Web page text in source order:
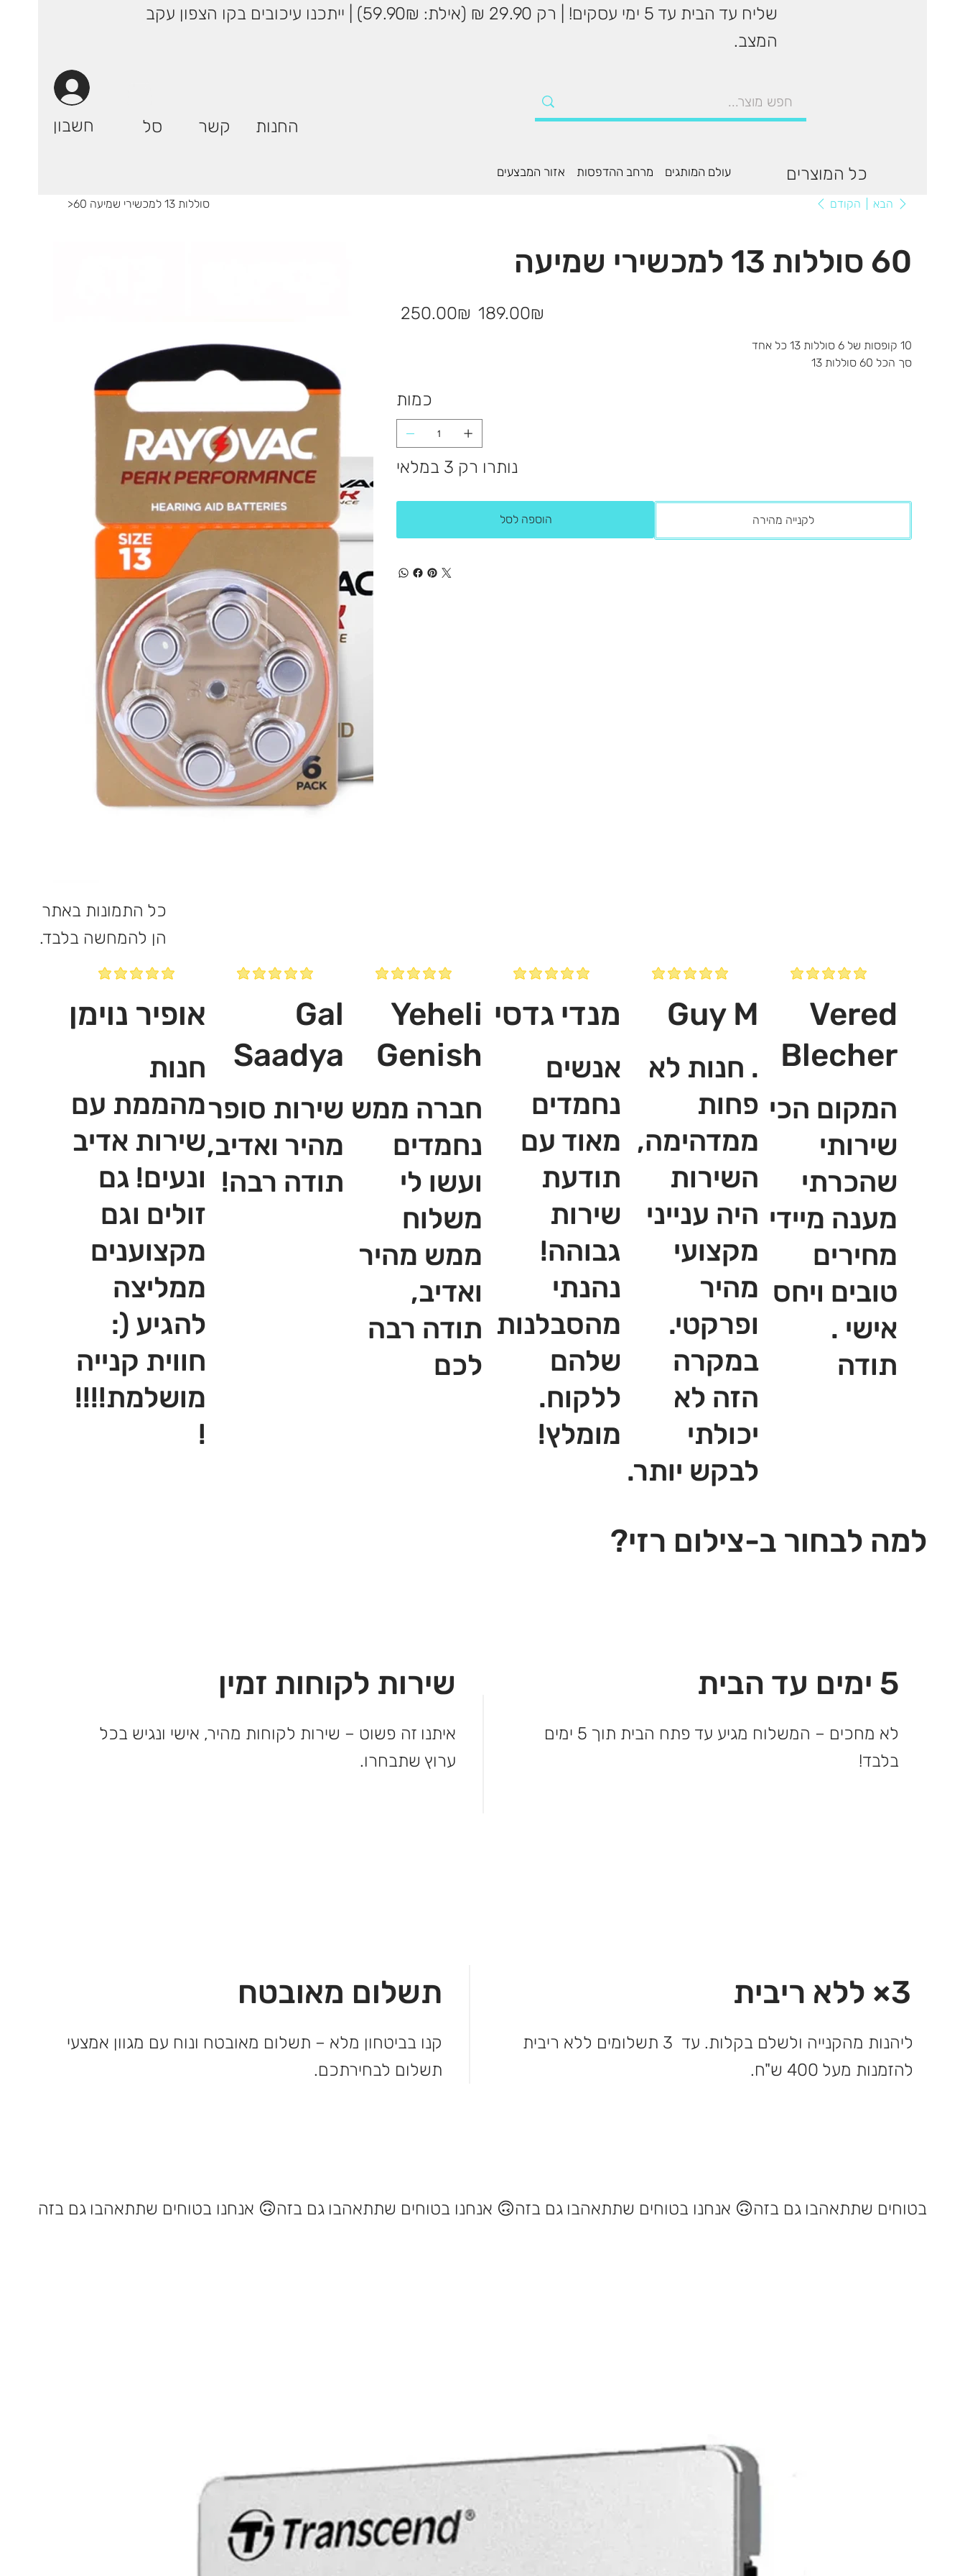
שליח עד הבית עד 5 ימי עסקים! | רק 29.90 ₪ (אילת: 59.90₪) | ייתכנו עיכובים בקו הצפון עקב
המצב.
חשבון סל קשר החנות
עולם המותגים מרחב ההדפסות אזור המבצעים כל המוצרים
> 60 סוללות 13 למכשירי שמיעה הקודם הבא
60 סוללות 13 למכשירי שמיעה
מקורי
‏250.00 ‏₪
מבצע
‏189.00 ‏₪
10 קופסות של 6 סוללות 13 כל אחד
סך הכל 60 סוללות 13
כמות
נותרו רק 3 במלאי
הוספה לסל לקנייה מהירה
כל התמונות באתר
הן להמחשה בלבד.
אופיר נוימן
חנות
מהממת עם
שירות אדיב
ונעים! גם
זולים וגם
מקצוענים
ממליצה
להגיע (:
חווית קנייה
מושלמת!!!!
!‎
Gal
Saadya
שירות סופר
מהיר ואדיב,
תודה רבה!
Yeheli
Genish
חברה ממש
נחמדים
ועשו לי
משלוח
ממש מהיר
ואדיב,
תודה רבה
לכם
מנדי גדסי
אנשים
נחמדים
מאוד עם
תודעת
שירות
גבוהה!
נהנתי
מהסבלנות
שלהם
ללקוח.
מומלץ!
Guy M
. חנות לא
פחות
ממדהימה,
השירות
היה ענייני
מקצועי
מהיר
ופרקטי.
במקרה
הזה לא
יכולתי
לבקש יותר.
Vered
Blecher
המקום הכי
שירותי
שהכרתי
מענה מיידי
מחירים
טובים ויחס
אישי .
תודה
למה לבחור ב-צילום רזי?
שירות לקוחות זמין
איתנו זה פשוט – שירות לקוחות מהיר, אישי ונגיש בכל
ערוץ שתבחרו.
5 ימים עד הבית
לא מחכים – המשלוח מגיע עד פתח הבית תוך 5 ימים
בלבד!
תשלום מאובטח
קנו בביטחון מלא – תשלום מאובטח ונוח עם מגוון אמצעי
תשלום לבחירתכם.
3× ללא ריבית
ליהנות מהקנייה ולשלם בקלות. עד 3 תשלומים ללא ריבית
להזמנות מעל 400 ש"ח.
אנחנו בטוחים שתתאהבו גם בזה 🙃